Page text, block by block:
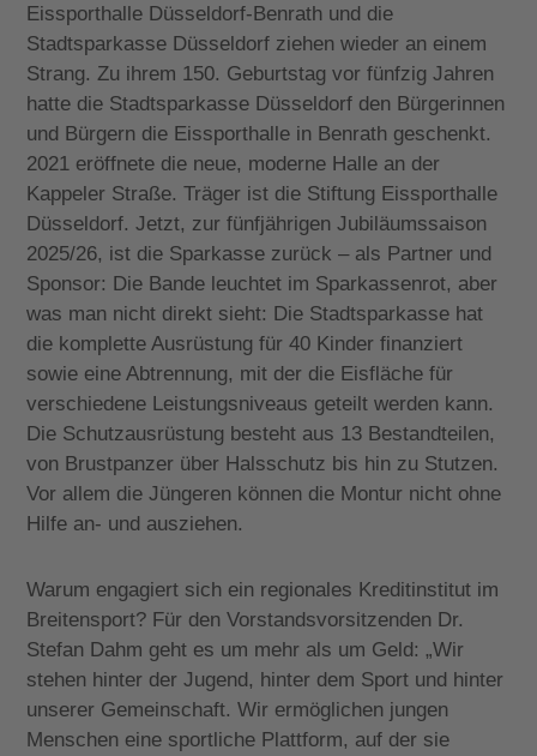
Eissporthalle Düsseldorf-Benrath und die
Stadtsparkasse Düsseldorf ziehen wieder an einem
Strang. Zu ihrem 150. Geburtstag vor fünfzig Jahren
hatte die Stadtsparkasse Düsseldorf den Bürgerinnen
und Bürgern die Eissporthalle in Benrath geschenkt.
2021 eröffnete die neue, moderne Halle an der
Kappeler Straße. Träger ist die Stiftung Eissporthalle
Düsseldorf. Jetzt, zur fünfjährigen Jubiläumssaison
2025/26, ist die Sparkasse zurück – als Partner und
Sponsor: Die Bande leuchtet im Sparkassenrot, aber
was man nicht direkt sieht: Die Stadtsparkasse hat
die komplette Ausrüstung für 40 Kinder finanziert
sowie eine Abtrennung, mit der die Eisfläche für
verschiedene Leistungsniveaus geteilt werden kann.
Die Schutzausrüstung besteht aus 13 Bestandteilen,
von Brustpanzer über Halsschutz bis hin zu Stutzen.
Vor allem die Jüngeren können die Montur nicht ohne
Hilfe an- und ausziehen.
Warum engagiert sich ein regionales Kreditinstitut im
Breitensport? Für den Vorstandsvorsitzenden Dr.
Stefan Dahm geht es um mehr als um Geld: „Wir
stehen hinter der Jugend, hinter dem Sport und hinter
unserer Gemeinschaft. Wir ermöglichen jungen
Menschen eine sportliche Plattform, auf der sie